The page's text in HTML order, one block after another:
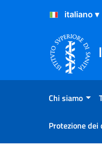
Salta al Contenuto
Salta al Footer
Chi siamo
Protezione dei